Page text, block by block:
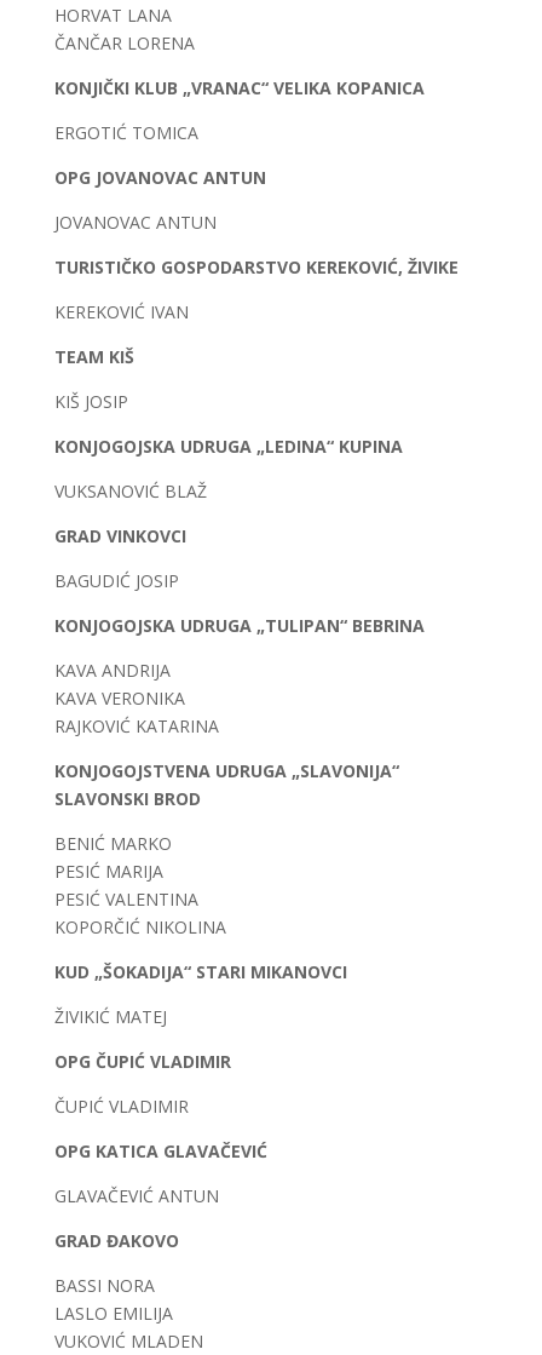
HORVAT LANA
ČANČAR LORENA
KONJIČKI KLUB „VRANAC“ VELIKA KOPANICA
ERGOTIĆ TOMICA
OPG JOVANOVAC ANTUN
JOVANOVAC ANTUN
TURISTIČKO GOSPODARSTVO KEREKOVIĆ, ŽIVIKE
KEREKOVIĆ IVAN
TEAM KIŠ
KIŠ JOSIP
KONJOGOJSKA UDRUGA „LEDINA“ KUPINA
VUKSANOVIĆ BLAŽ
GRAD VINKOVCI
BAGUDIĆ JOSIP
KONJOGOJSKA UDRUGA „TULIPAN“ BEBRINA
KAVA ANDRIJA
KAVA VERONIKA
RAJKOVIĆ KATARINA
KONJOGOJSTVENA UDRUGA „SLAVONIJA“
SLAVONSKI BROD
BENIĆ MARKO
PESIĆ MARIJA
PESIĆ VALENTINA
KOPORČIĆ NIKOLINA
KUD „ŠOKADIJA“ STARI MIKANOVCI
ŽIVIKIĆ MATEJ
OPG ČUPIĆ VLADIMIR
ČUPIĆ VLADIMIR
OPG KATICA GLAVAČEVIĆ
GLAVAČEVIĆ ANTUN
GRAD ĐAKOVO
BASSI NORA
LASLO EMILIJA
VUKOVIĆ MLADEN